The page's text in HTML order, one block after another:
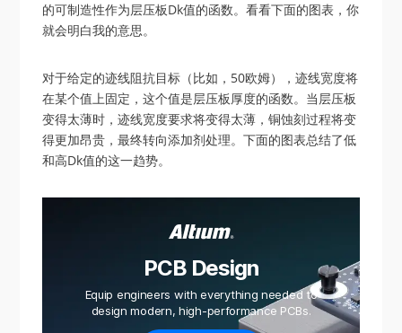
的可制造性作为层压板Dk值的函数。看看下面的图表，你
就会明白我的意思。
对于给定的迹线阻抗目标（比如，50欧姆），迹线宽度将
在某个值上固定，这个值是层压板厚度的函数。当层压板
变得太薄时，迹线宽度要求将变得太薄，铜蚀刻过程将变
得更加昂贵，最终转向添加剂处理。下面的图表总结了低
和高Dk值的这一趋势。
PCB Design
Equip engineers with everything needed to
design modern, high-performance PCBs.